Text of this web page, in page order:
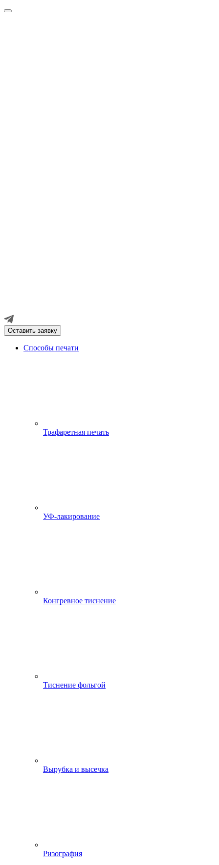
Оставить заявку
Способы печати
Трафаретная печать
УФ-лакирование
Конгревное тиснение
Тиснение фольгой
Вырубка и высечка
Ризография